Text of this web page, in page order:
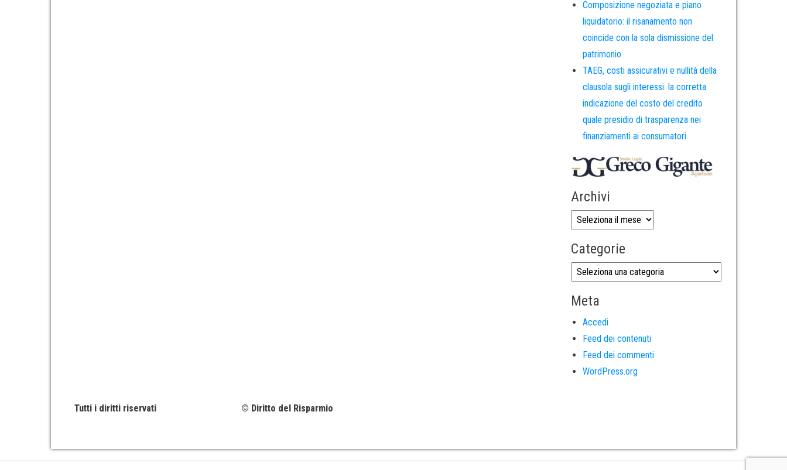
Composizione negoziata e piano
liquidatorio: il risanamento non
coincide con la sola dismissione del
patrimonio
TAEG, costi assicurativi e nullità della
clausola sugli interessi: la corretta
indicazione del costo del credito
quale presidio di trasparenza nei
finanziamenti ai consumatori
Archivi
Categorie
Meta
Accedi
Feed dei contenuti
Feed dei commenti
WordPress.org
Tutti i diritti riservati © Diritto del Risparmio